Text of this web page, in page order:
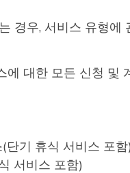
경우, 서비스 유형
에 대한 모든 신청 및
단기 휴식 서비스 포함)
서비스 포함)